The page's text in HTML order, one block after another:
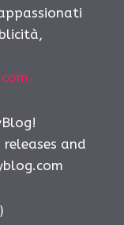
and